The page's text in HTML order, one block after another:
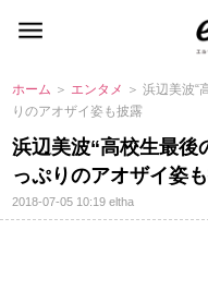
ホーム ＞ エンタメ ＞ 浜辺美波
りのアオザイ姿も披露
浜辺美波“高校生最
っぷりのアオザイ姿
2018-07-05 10:19eltha